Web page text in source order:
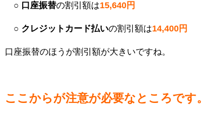
○ 口座振替の割引額は15,640円
○ クレジットカード払いの割引額は14,400円
口座振替のほうが割引額が大きいですね。
ここからが注意が必要なところです。